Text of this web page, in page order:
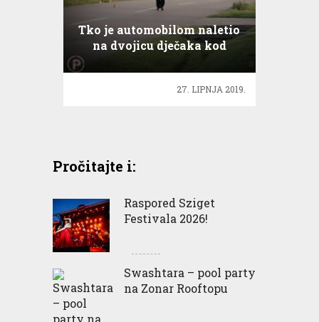
Tko je automobilom naletio
na dvojicu dječaka kod
27. LIPNJA 2019.
Pročitajte i:
Raspored Sziget
Festivala 2026!
Swashtara – pool party
na Zonar Rooftopu